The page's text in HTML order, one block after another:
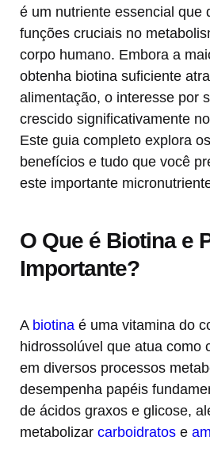
é um nutriente essencial que
funções cruciais no
corpo humano. Embora a
obtenha biotina suficiente
alimentação, o interesse por
crescido significativamente
Este guia completo explora
benefícios e tudo que você
este importante
O Que é Biotina e
Importante?
A biotina é uma vitamina do
hidrossolúvel que atua como
em diversos processos
desempenha papéis
de ácidos graxos e glicose,
metabolizar carboidratos e